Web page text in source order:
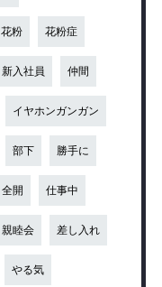
花粉 花粉症
新入社員 仲間
イヤホンガンガン
部下 勝手に
全開 仕事中
親睦会 差し入れ
やる気